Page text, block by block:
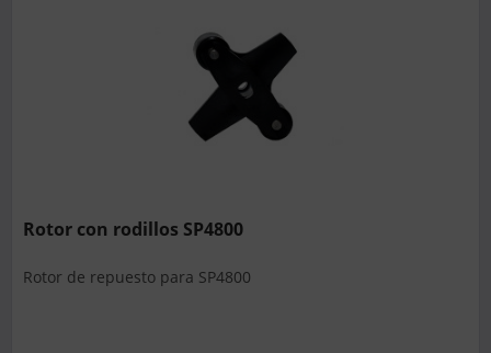
Rotor con rodillos SP4800
Rotor de repuesto para SP4800